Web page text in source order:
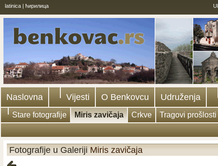
latinica | ћирилица
Naslovna Vijesti O Benkovcu Udruženja
Stare fotografije Miris zavičaja Crkve Tragovi prošlosti
Fotografije u Galeriji Miris zavičaja